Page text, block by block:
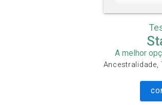
A melhor
Ancestralidade,